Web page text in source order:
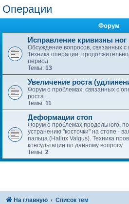
Операции
Форум
Исправление кривизны ног
Обсуждение вопросов, связанных с
Техника операции,
период.
Темы: 13
Увеличение роста
Форум о проблемах, связанных с
роста
Темы: 11
Деформации стоп
Форум о проблемах продольного,
устранению "косточки" на стопе -
пальца (Hallux Valgus). Техника
консультации по данному вопросу
Темы: 2
На главную Список тем